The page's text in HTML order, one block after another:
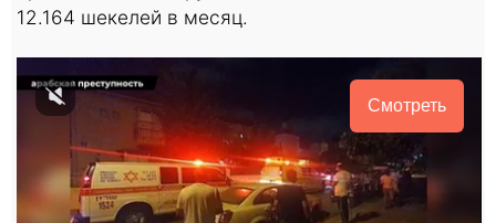
12.164 шекелей в месяц.
Смотреть